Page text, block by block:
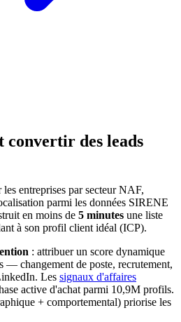
convertir des leads
les entreprises par secteur NAF,
parmi les données SIRENE
en moins de 5 minutes une liste
à son profil client idéal (ICP).
: attribuer un score dynamique
— changement de poste, recrutement,
Les signaux d'affaires
active d'achat parmi 10,9M profils.
+ comportemental) priorise les